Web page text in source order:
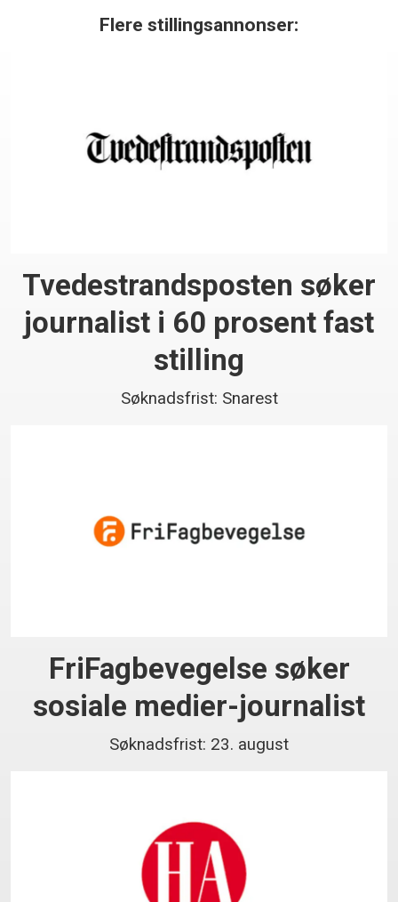
Flere stillingsannonser:
Tvedestrandsposten søker
journalist i 60 prosent fast
stilling
Søknadsfrist: Snarest
FriFagbevegelse søker
sosiale medier-journalist
Søknadsfrist: 23. august